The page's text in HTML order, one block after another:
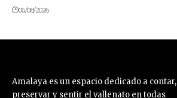
06/08/2026
Amalaya es un espacio dedicado a contar,
preservar y sentir el vallenato en todas